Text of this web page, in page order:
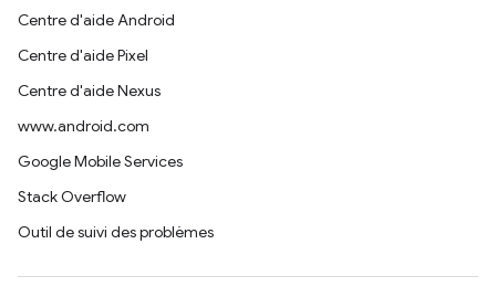
Centre d'aide Android
Centre d'aide Pixel
Centre d'aide Nexus
www.android.com
Google Mobile Services
Stack Overflow
Outil de suivi des problèmes